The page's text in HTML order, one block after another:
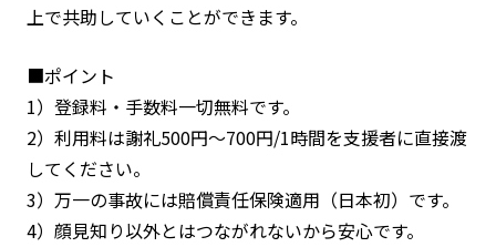
上で共助していくことができます。
■ポイント
1）登録料・手数料一切無料です。
2）利用料は謝礼500円～700円/1時間を支援者に直接渡
してください。
3）万一の事故には賠償責任保険適用（日本初）です。
4）顔見知り以外とはつながれないから安心です。